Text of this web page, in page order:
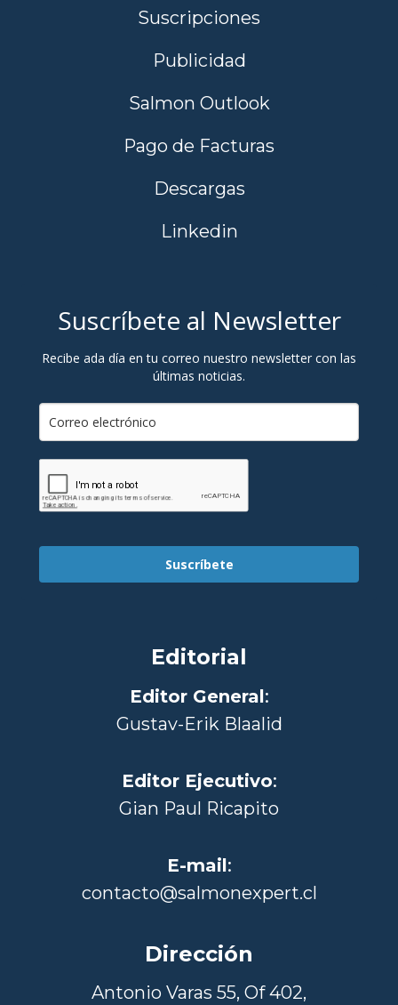
Suscripciones
Publicidad
Salmon Outlook
Pago de Facturas
Descargas
Linkedin
Suscríbete al Newsletter
Recibe ada día en tu correo nuestro newsletter con las
últimas noticias.
Suscríbete
Editorial
Editor General :
Gustav-Erik Blaalid
Editor Ejecutivo:
Gian Paul Ricapito
E-mail :
contacto@salmonexpert.cl
Dirección
Antonio Varas 55, Of 402,